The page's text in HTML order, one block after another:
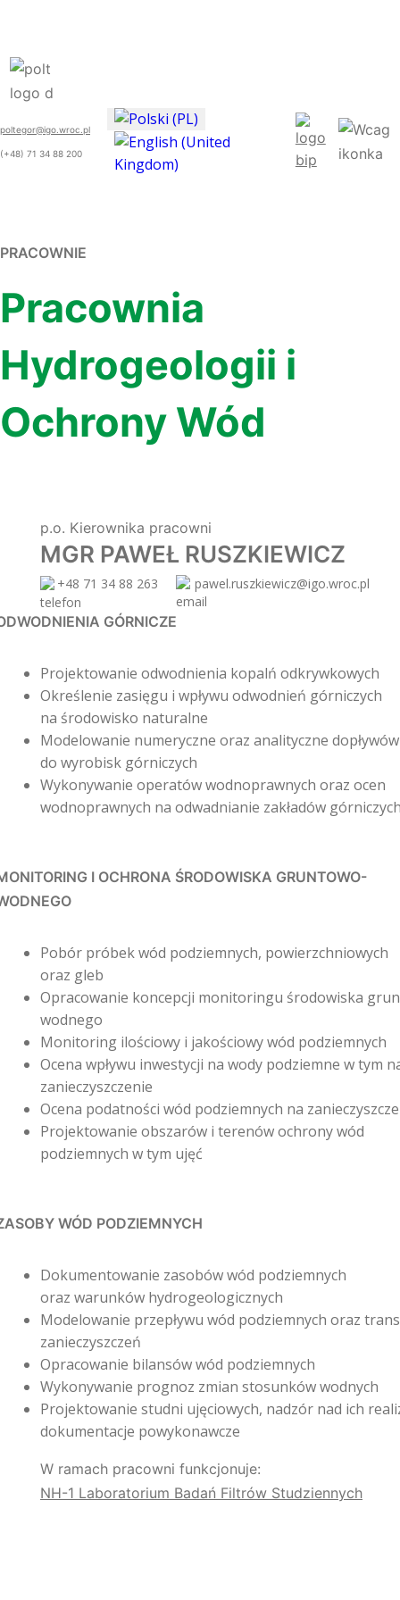
poltegor@igo.wroc.pl
(+48) 71 34 88 200
PRACOWNIE
Pracownia
Hydrogeologii i
Ochrony Wód
p.o. Kierownika pracowni
MGR PAWEŁ RUSZKIEWICZ
+48 71 34 88 263 pawel.ruszkiewicz@igo.wroc.pl
GÓRNICZE
Projektowanie odwodnienia kopalń odkrywkowych
Określenie zasięgu i wpływu odwodnień górniczych
na środowisko naturalne
Modelowanie numeryczne oraz analityczne
do wyrobisk górniczych
Wykonywanie operatów wodnoprawnych oraz ocen
wodnoprawnych na odwadnianie zakładów
I OCHRONA ŚRODOWISKA GRUNTOWO-
Pobór próbek wód podziemnych, powierzchniowych
oraz gleb
Opracowanie koncepcji monitoringu środowiska
wodnego
Monitoring ilościowy i jakościowy wód podziemnych
Ocena wpływu inwestycji na wody podziemne w tym
zanieczyszczenie
Ocena podatności wód podziemnych na
Projektowanie obszarów i terenów ochrony wód
podziemnych w tym ujęć
WÓD PODZIEMNYCH
Dokumentowanie zasobów wód podziemnych
oraz warunków hydrogeologicznych
Modelowanie przepływu wód podziemnych oraz
zanieczyszczeń
Opracowanie bilansów wód podziemnych
Wykonywanie prognoz zmian stosunków wodnych
Projektowanie studni ujęciowych, nadzór nad ich
dokumentacje powykonawcze
W ramach pracowni funkcjonuje:
NH-1 Laboratorium Badań Filtrów Studziennych